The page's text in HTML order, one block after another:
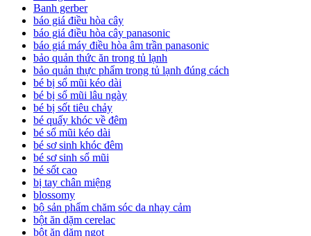
Banh gerber
báo giá điều hòa cây
báo giá điều hòa cây panasonic
báo giá máy điều hòa âm trần panasonic
bảo quản thức ăn trong tủ lạnh
bảo quản thực phẩm trong tủ lạnh đúng cách
bé bị sổ mũi kéo dài
bé bị sổ mũi lâu ngày
bé bị sốt tiêu chảy
bé quấy khóc về đêm
bé sổ mũi kéo dài
bé sơ sinh khóc đêm
bé sơ sinh sổ mũi
bé sốt cao
bị tay chân miệng
blossomy
bộ sản phẩm chăm sóc da nhạy cảm
bột ăn dặm cerelac
bột ăn dặm ngọt